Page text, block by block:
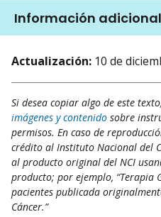
Información adicional
Actualización: 10 de
Si desea copiar algo de este
imágenes y contenido sobre
permisos. En caso de
crédito al Instituto Nacional del
al producto original del NCI
producto; por ejemplo, “Terapia
pacientes publicada
Cáncer.”